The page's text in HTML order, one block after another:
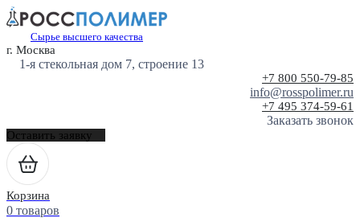
Сырье высшего качества
г. Москва
1-я стекольная дом 7, строение 13
+7 800 550-79-85
info@rosspolimer.ru
+7 495 374-59-61
Заказать звонок
Оставить заявку
Корзина
0 товаров